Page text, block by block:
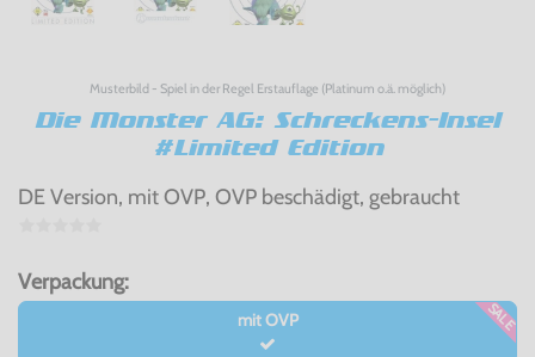
Musterbild - Spiel in der Regel Erstauflage (Platinum o.ä. möglich)
Die Monster AG: Schreckens-Insel
#Limited Edition
DE Version, mit OVP, OVP beschädigt, gebraucht
Verpackung:
mit OVP SALE